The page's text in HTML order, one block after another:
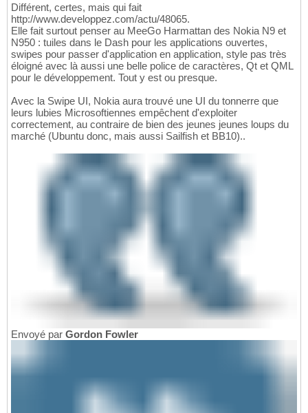
Différent, certes, mais qui fait
http://www.developpez.com/actu/48065.
Elle fait surtout penser au MeeGo Harmattan des Nokia N9 et
N950 : tuiles dans le Dash pour les applications ouvertes,
swipes pour passer d'application en application, style pas très
éloigné avec là aussi une belle police de caractères, Qt et QML
pour le développement. Tout y est ou presque.
Avec la Swipe UI, Nokia aura trouvé une UI du tonnerre que
leurs lubies Microsoftiennes empêchent d'exploiter
correctement, au contraire de bien des jeunes jeunes loups du
marché (Ubuntu donc, mais aussi Sailfish et BB10)..
Envoyé par Gordon Fowler